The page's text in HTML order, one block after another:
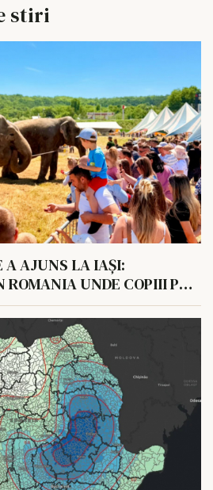
stiri
A AJUNS LA IAȘI:
UNDE COPIII POT